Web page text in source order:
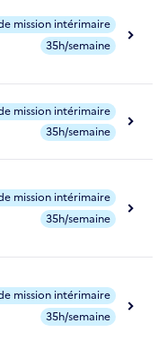
mission intérimaire
35h/semaine
mission intérimaire
35h/semaine
mission intérimaire
35h/semaine
mission intérimaire
35h/semaine